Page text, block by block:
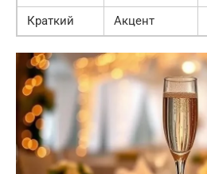
Краткий Акцент